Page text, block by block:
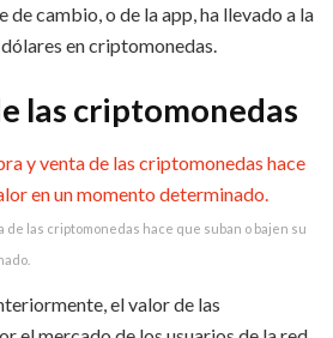
de cambio, o de la app, ha llevado a la
en criptomonedas.
las criptomonedas
de las criptomonedas hace que suban o bajen su
el valor de las